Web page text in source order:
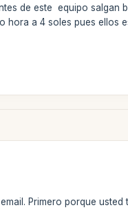
de este equipo salgan
hora a 4 soles pues ellos
Primero porque